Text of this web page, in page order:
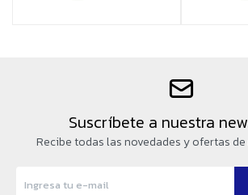
Suscríbete a nuestra
Recibe todas las novedades y ofertas